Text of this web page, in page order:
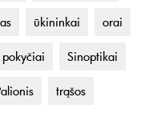
ūkininkai orai
pokyčiai Sinoptikai
trąšos